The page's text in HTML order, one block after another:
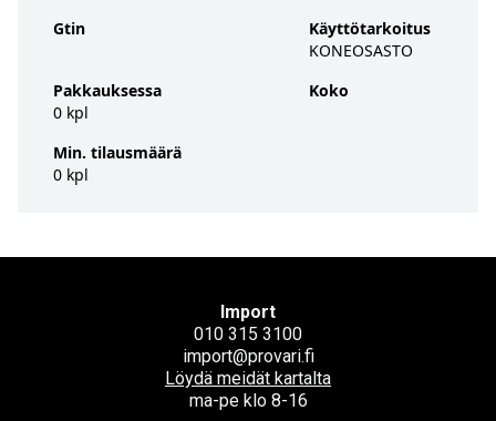
Gtin
Pakkauksessa
0 kpl
Min. tilausmäärä
0 kpl
Käyttötarkoitus
KONEOSASTO
Koko
Import
010 315 3100
import@provari.fi
Löydä meidät kartalta
ma-pe klo 8-16